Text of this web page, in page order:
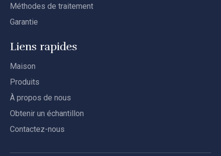
Méthodes de traitement
Garantie
Liens rapides
Maison
Produits
À propos de nous
Obtenir un échantillon
Contactez-nous